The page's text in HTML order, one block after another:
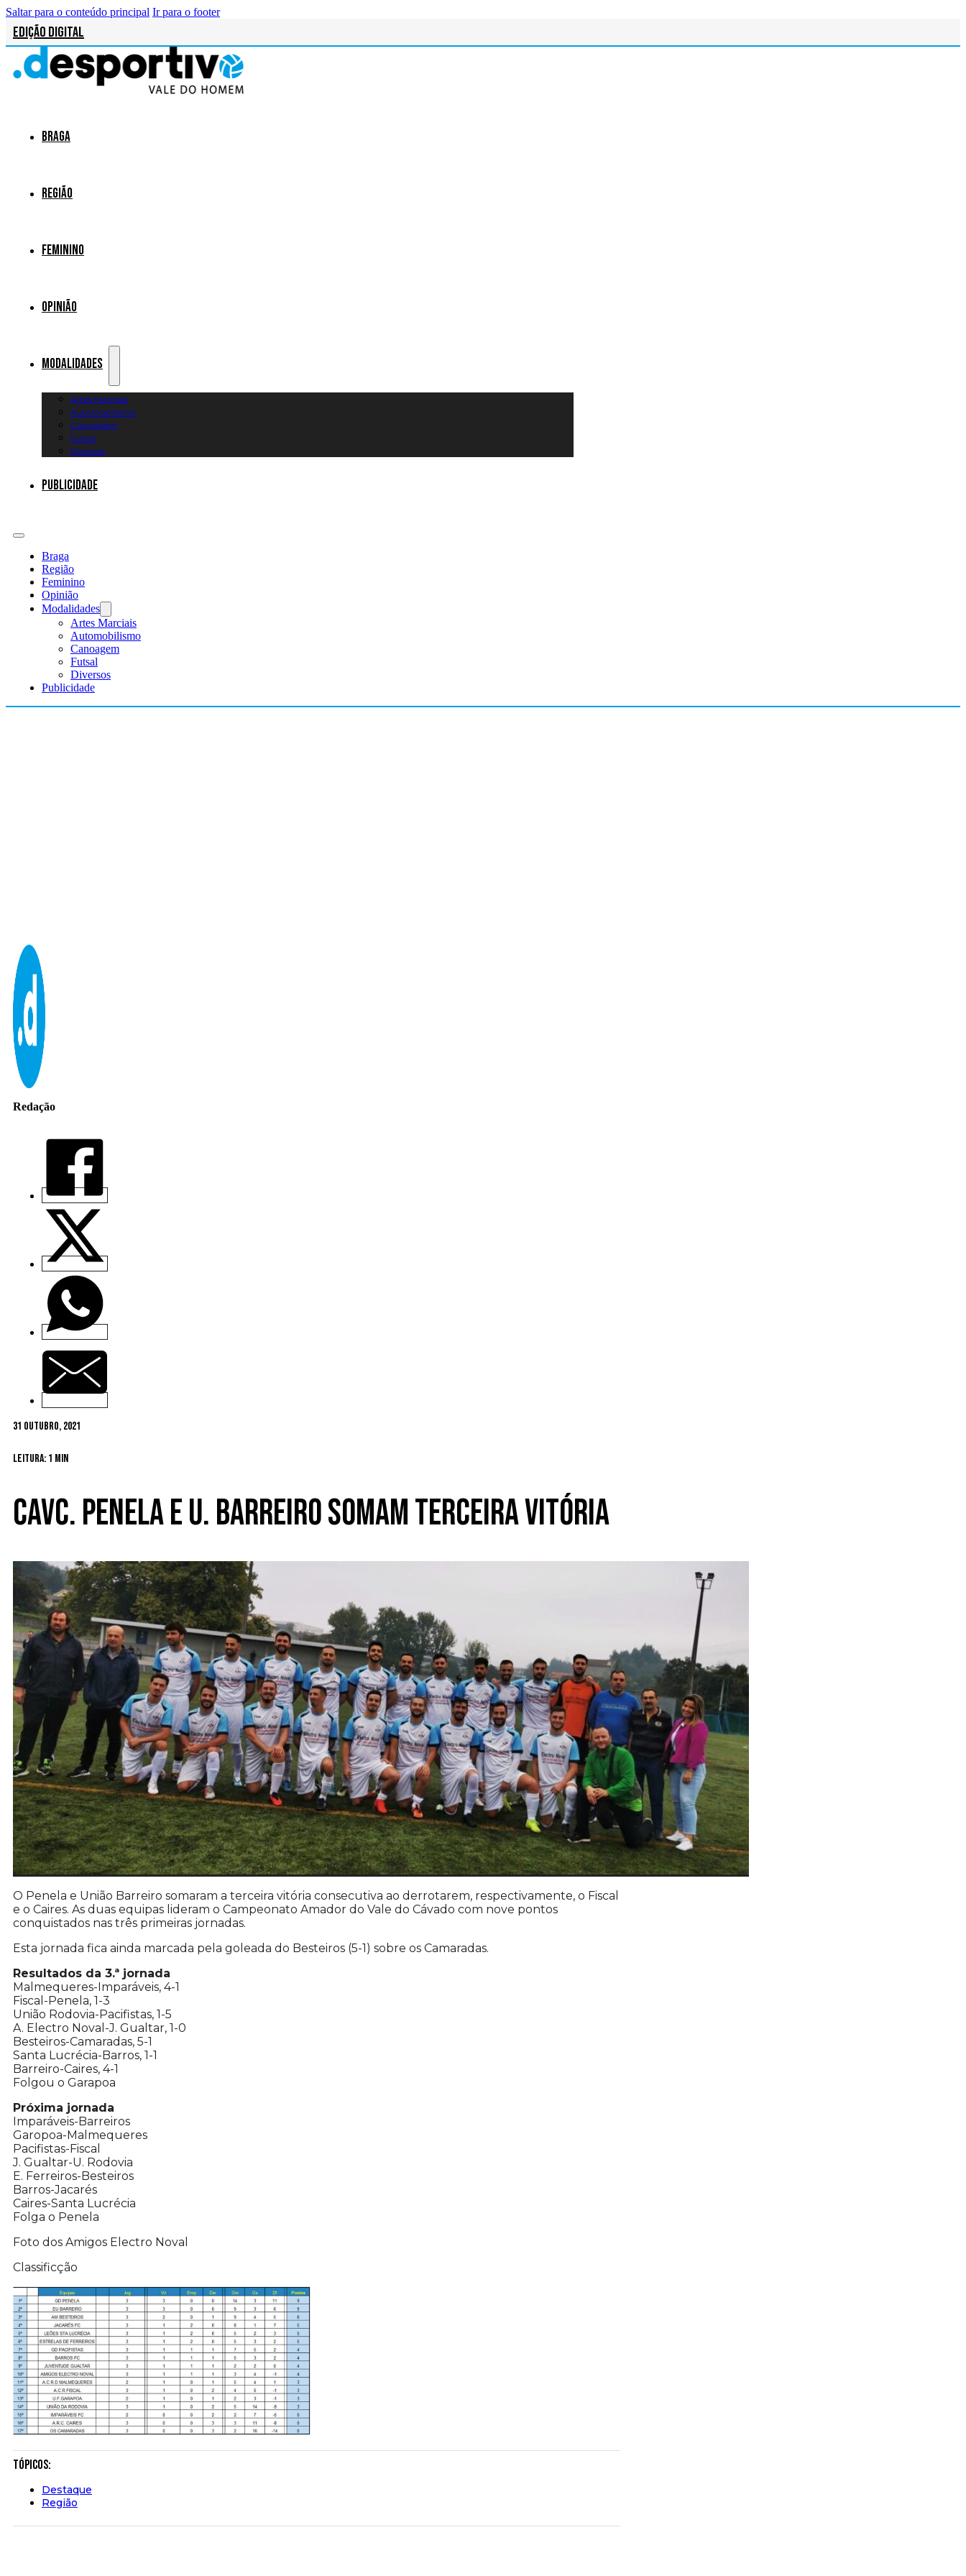
Saltar para o conteúdo principal Ir para o footer
Edição Digital
Braga
Região
Feminino
Opinião
Modalidades
Artes Marciais
Automobilismo
Canoagem
Futsal
Diversos
Publicidade
Braga
Região
Feminino
Opinião
Modalidades
Artes Marciais
Automobilismo
Canoagem
Futsal
Diversos
Publicidade
Redação
31 Outubro, 2021
Leitura: 1 min
CAVC. Penela e U. Barreiro somam terceira vitória
O Penela e União Barreiro somaram a terceira vitória consecutiva ao derrotarem, respectivamente, o Fiscal
e o Caires. As duas equipas lideram o Campeonato Amador do Vale do Cávado com nove pontos
conquistados nas três primeiras jornadas.
Esta jornada fica ainda marcada pela goleada do Besteiros (5-1) sobre os Camaradas.
Resultados da 3.ª jornada
Malmequeres-Imparáveis, 4-1
Fiscal-Penela, 1-3
União Rodovia-Pacifistas, 1-5
A. Electro Noval-J. Gualtar, 1-0
Besteiros-Camaradas, 5-1
Santa Lucrécia-Barros, 1-1
Barreiro-Caires, 4-1
Folgou o Garapoa
Próxima jornada
Imparáveis-Barreiros
Garopoa-Malmequeres
Pacifistas-Fiscal
J. Gualtar-U. Rodovia
E. Ferreiros-Besteiros
Barros-Jacarés
Caires-Santa Lucrécia
Folga o Penela
Foto dos Amigos Electro Noval
Classificção
Tópicos:
Destaque
Região